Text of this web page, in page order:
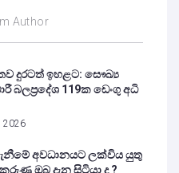
Author
දුරටත් ඉහළට: සෞඛ්‍ය
බලප්‍රදේශ 119ක ඩෙංගු අධි
2026
අවධානයට ලක්විය යුතු
ඔබ දැන සිටියා ද ?